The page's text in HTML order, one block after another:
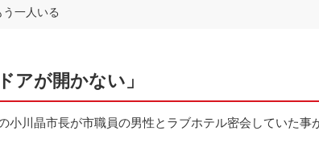
一人いる
アが開かない」
小川晶市長が市職員の男性とラブホテル密会していた事